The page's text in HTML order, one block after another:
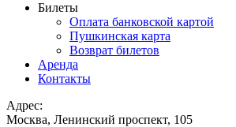
Билеты
Оплата банковской картой
Пушкинская карта
Возврат билетов
Аренда
Контакты
Адрес:
Москва, Ленинский проспект, 105